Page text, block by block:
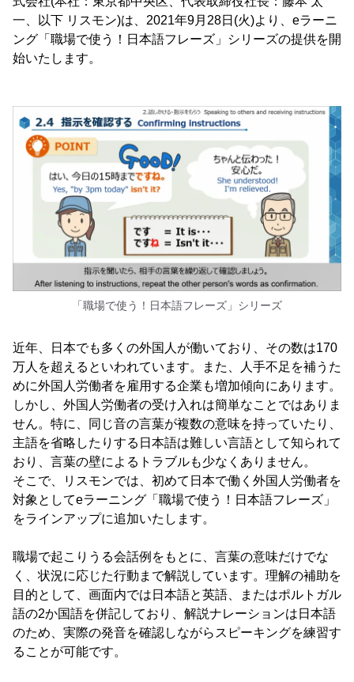
一、以下 リスモン)は、2021年9月28日(火)より、eラーニ
ング「職場で使う！日本語フレーズ」シリーズの提供を開
始いたします。
「職場で使う！日本語フレーズ」シリーズ
近年、日本でも多くの外国人が働いており、その数は170
万人を超えるといわれています。また、人手不足を補うた
めに外国人労働者を雇用する企業も増加傾向にあります。
しかし、外国人労働者の受け入れは簡単なことではありま
せん。特に、同じ音の言葉が複数の意味を持っていたり、
主語を省略したりする日本語は難しい言語として知られて
おり、言葉の壁によるトラブルも少なくありません。
そこで、リスモンでは、初めて日本で働く外国人労働者を
対象としてeラーニング「職場で使う！日本語フレーズ」
をラインアップに追加いたします。
職場で起こりうる会話例をもとに、言葉の意味だけでな
く、状況に応じた行動まで解説しています。理解の補助を
目的として、画面内では日本語と英語、またはポルトガル
語の2か国語を併記しており、解説ナレーションは日本語
のため、実際の発音を確認しながらスピーキングを練習す
ることが可能です。